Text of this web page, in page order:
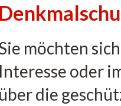
möchten
Interesse oder
über die